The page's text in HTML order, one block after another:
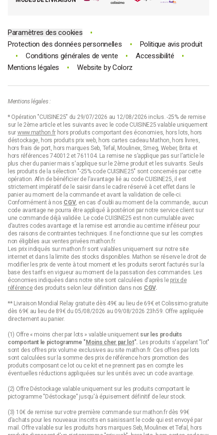
Paramètres des cookies •
Protection des données personnelles • Politique avis produit
• Conditions générales de vente • Accessibilité •
Mentions légales • Website byColorz
Mentions légales :
* Opération "CUISINE25" du 29/07/2026 au 12/08/2026 inclus. -25% de remise
sur le 2ème article et les suivants avec le code CUISINE25 valable uniquement
sur www.mathon.frhors produits comportant des économies, hors lots, hors
déstockage, hors produits prix web, hors cartes cadeau Mathon, hors livres,
hors frais de port, hors marques Seb, Tefal, Moulinex, Smeg, Weber, Brita et
hors références 740012 et 761104. La remise ne s’applique pas sur l’article le
plus cher du panier mais s'applique sur le 2ème produit et les suivants. Seuls
les produits de la sélection "-25% code CUISINE25" sont concernés par cette
opération. Afin de bénéficier de l'avantage lié au code CUISINE25, il est
strictement impératif de le saisir dans le cadre réservé à cet effet dans le
panier au moment de la commande et avant la validation de celle-ci.
Conformément à nos CGV, en cas d'oubli au moment de la commande, aucun
code avantage ne pourra être appliqué à postériori par notre service client sur
une commande déjà validée. Le code CUISINE25 est non cumulable avec
d’autres codes avantage et la remise est arrondie au centime inférieur pour
des raisons de contraintes techniques. Il ne fonctionne que sur les comptes
non éligibles aux ventes privées mathon.fr.
Les prix indiqués sur mathon.fr sont valables uniquement sur notre site
internet et dans la limite des stocks disponibles. Mathon se réserve le droit de
modifier les prix de vente à tout moment et les produits seront facturés sur la
base des tarifs en vigueur au moment de la passation des commandes. Les
économies indiquées dans notre site sont calculées d'après le prix de
référencedes produits selon leur définition dans nos CGV.
** Livraison Mondial Relay gratuite dès 49€ au lieu de 69€ et Colissimo gratuite
dès 69€ au lieu de 89€ du 05/08/2026 au 09/08/2026 23h59. Offre appliquée
directement au panier.
(1) Offre « moins cher par lots » valable uniquement sur les produits
comportant le pictogramme "Moins cher par lot". Les produits s'appelant "lot"
sont des offres prix volume exclusives au site mathon.fr. Ces offres par lots
sont calculées sur la somme des prix de référence hors promotion des
produits composant ce lot ou ce kit et ne prennent pas en compte les
éventuelles réductions appliquées sur les unités avec un code avantage.
(2) Offre Déstockage valable uniquement sur les produits comportant le
pictogramme "Déstockage" jusqu'à épuisement définitif de leur stock.
(3) 10€ de remise sur votre première commande sur mathon.fr dès 99€
d’achats pour les nouveaux inscrits en saisissant le code qui est envoyé par
mail. Offre valable sur les produits hors marques Seb, Moulinex et Tefal, hors